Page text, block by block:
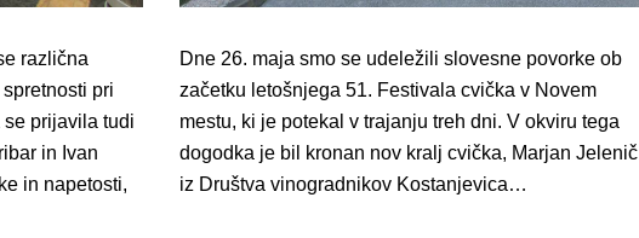
različna
pri
se prijavila tudi
in Ivan
in napetosti,
Dne 26. maja smo se udeležili slovesne povorke ob
začetku letošnjega 51. Festivala cvička v Novem
mestu, ki je potekal v trajanju treh dni. V okviru tega
dogodka je bil kronan nov kralj cvička, Marjan Jelenič
iz Društva vinogradnikov Kostanjevica…